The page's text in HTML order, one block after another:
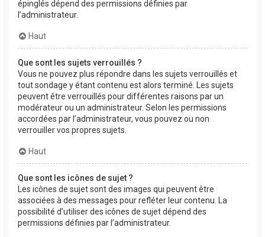
épinglés dépend des permissions définies par
l’administrateur.
Haut
Que sont les sujets verrouillés ?
Vous ne pouvez plus répondre dans les sujets verrouillés et
tout sondage y étant contenu est alors terminé. Les sujets
peuvent être verrouillés pour différentes raisons par un
modérateur ou un administrateur. Selon les permissions
accordées par l’administrateur, vous pouvez ou non
verrouiller vos propres sujets.
Haut
Que sont les icônes de sujet ?
Les icônes de sujet sont des images qui peuvent être
associées à des messages pour refléter leur contenu. La
possibilité d’utiliser des icônes de sujet dépend des
permissions définies par l’administrateur.